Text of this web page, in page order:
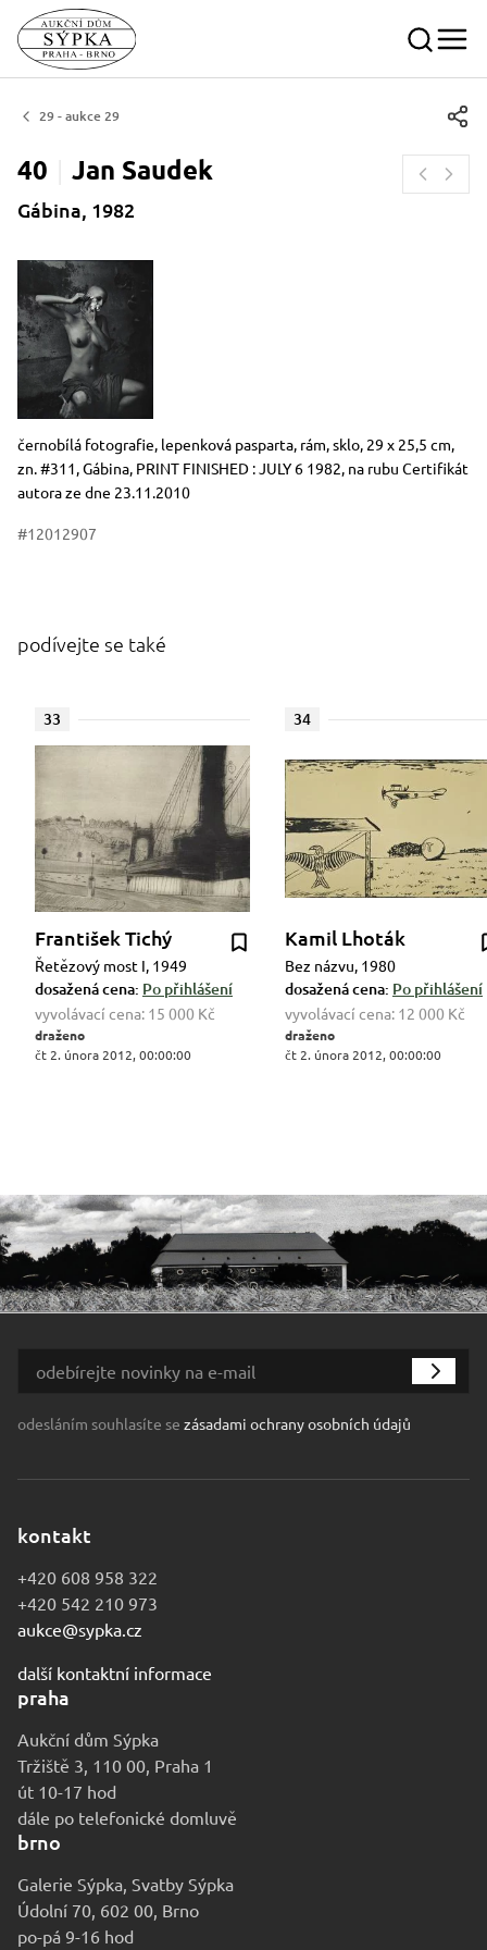
29 - aukce 29
40 Jan Saudek
Gábina, 1982
Rozměry
Stručný popis předmětu
černobílá fotografie, lepenková pasparta, rám, sklo, 29 x 25,5 cm,
zn. #311, Gábina, PRINT FINISHED : JULY 6 1982, na rubu Certifikát
autora ze dne 23.11.2010
#12012907
podívejte se také
33
František Tichý
Řetězový most I, 1949
dosažená cena: Po přihlášení
vyvolávací cena: 15 000 Kč
draženo
čt 2. února 2012, 00:00:00
34
Kamil Lhoták
Bez názvu, 1980
dosažená cena: Po přihlášení
vyvolávací cena: 12 000 Kč
draženo
čt 2. února 2012, 00:00:00
odesláním souhlasíte se zásadami ochrany osobních údajů
kontakt
+420 608 958 322
+420 542 210 973
aukce@sypka.cz
další kontaktní informace
praha
Aukční dům Sýpka
Tržiště 3, 110 00, Praha 1
út 10-17 hod
dále po telefonické domluvě
brno
Galerie Sýpka, Svatby Sýpka
Údolní 70, 602 00, Brno
po-pá 9-16 hod